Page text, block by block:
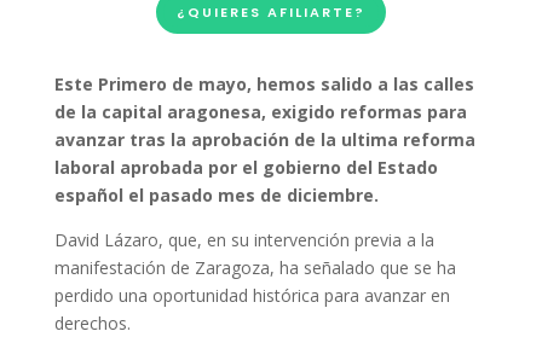
¿QUIERES AFILIARTE?
Este Primero de mayo, hemos salido a las calles
de la capital aragonesa, exigido reformas para
avanzar tras la aprobación de la ultima reforma
laboral aprobada por el gobierno del Estado
español el pasado mes de diciembre.
David Lázaro, que, en su intervención previa a la
manifestación de Zaragoza, ha señalado que se ha
perdido una oportunidad histórica para avanzar en
derechos.